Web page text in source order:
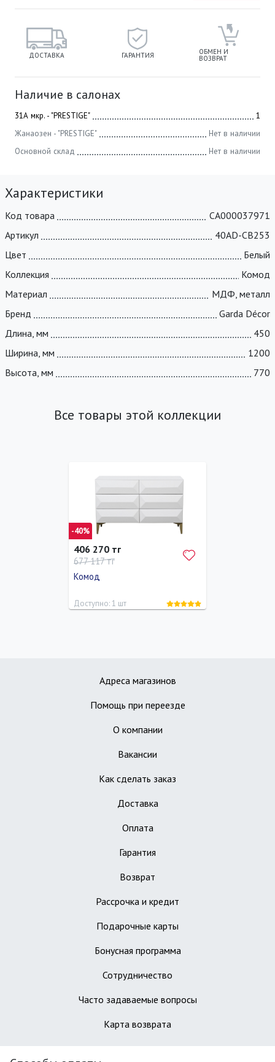
ДОСТАВКА ГАРАНТИЯ ОБМЕН И
ВОЗВРАТ
Наличие в салонах
31А мкр. - "PRESTIGE"
1
Жанаозен - "PRESTIGE"
Нет в наличии
Основной склад
Нет в наличии
Характеристики
Код товара
СА000037971
Артикул
40AD-CB253
Цвет
Белый
Коллекция
Комод
Материал
МДФ, металл
Бренд
Garda Décor
Длина, мм
450
Ширина, мм
1200
Высота, мм
770
Все товары этой коллекции
-40%
406 270 тг
677 117 тг
Комод
Доступно: 1 шт
Адреса магазинов
Помощь при переезде
О компании
Вакансии
Как сделать заказ
Доставка
Оплата
Гарантия
Возврат
Рассрочка и кредит
Подарочные карты
Бонусная программа
Сотрудничество
Часто задаваемые вопросы
Карта возврата